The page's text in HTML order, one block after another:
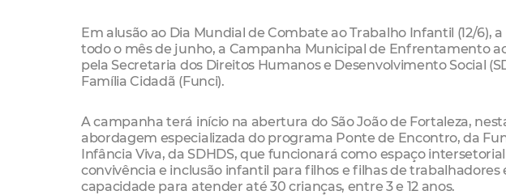
Em alusão ao Dia Mundial de Combate ao Trabalho Infantil (12/6),
todo o mês de junho, a Campanha Municipal de Enfrentamento
pela Secretaria dos Direitos Humanos e Desenvolvimento Social
Família Cidadã (Funci).
A campanha terá início na abertura do São João de Fortaleza,
abordagem especializada do programa Ponte de Encontro, da
Infância Viva, da SDHDS, que funcionará como espaço
convivência e inclusão infantil para filhos e filhas de
capacidade para atender até 30 crianças, entre 3 e 12 anos.